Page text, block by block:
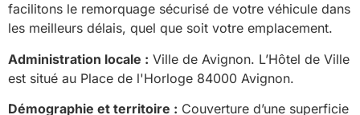
facilitons le remorquage sécurisé de votre véhicule dans
les meilleurs délais, quel que soit votre emplacement.
Administration locale : Ville de Avignon. L’Hôtel de Ville
est situé au Place de l'Horloge 84000 Avignon.
Démographie et territoire : Couverture d’une superficie